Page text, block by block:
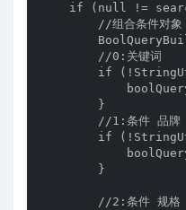
if (null !=
        //组合条件对象
        //0:关键词
if
        }
        //1:条件 品牌
if
        }
        //2:条件 规格